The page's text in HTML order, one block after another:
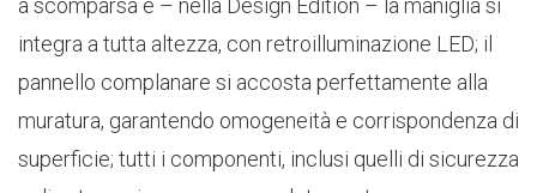
a scomparsa e – nella Design Edition – la maniglia si
integra a tutta altezza, con retroilluminazione LED; il
pannello complanare si accosta perfettamente alla
muratura, garantendo omogeneità e corrispondenza di
superficie; tutti i componenti, inclusi quelli di sicurezza